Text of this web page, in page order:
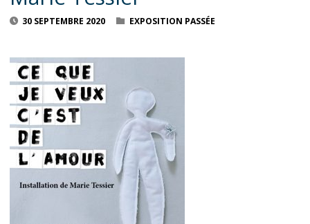
30 SEPTEMBRE 2020 EXPOSITION PASSÉE